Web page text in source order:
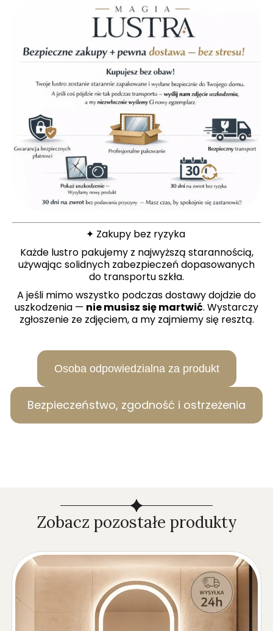
✦ Zakupy bez ryzyka
Każde lustro pakujemy z najwyższą starannością,
używając solidnych zabezpieczeń dopasowanych
do transportu szkła.
A jeśli mimo wszystko podczas dostawy dojdzie do
uszkodzenia — nie musisz się martwić. Wystarczy
zgłoszenie ze zdjęciem, a my zajmiemy się resztą.
Osoba odpowiedzialna za produkt
Bezpieczeństwo, zgodność i ostrzeżenia
Zobacz pozostałe produkty